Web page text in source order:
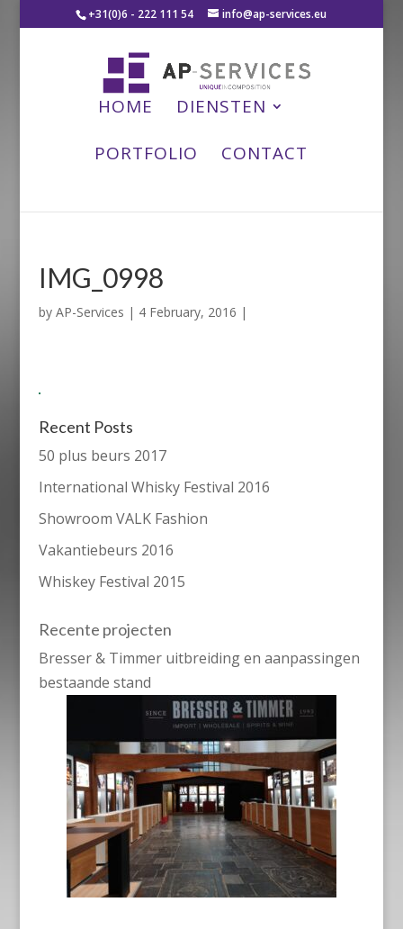
+31(0)6 - 222 111 54 info@ap-services.eu
HOME
DIENSTEN
PORTFOLIO
CONTACT
IMG_0998
by AP-Services | 4 February, 2016 |
Recent Posts
50 plus beurs 2017
International Whisky Festival 2016
Showroom VALK Fashion
Vakantiebeurs 2016
Whiskey Festival 2015
Recente projecten
Bresser & Timmer uitbreiding en aanpassingen
bestaande stand